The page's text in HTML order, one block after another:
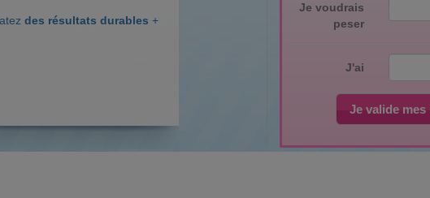
Je voudrais
peser
J'ai
Je valide
des résultats durables +